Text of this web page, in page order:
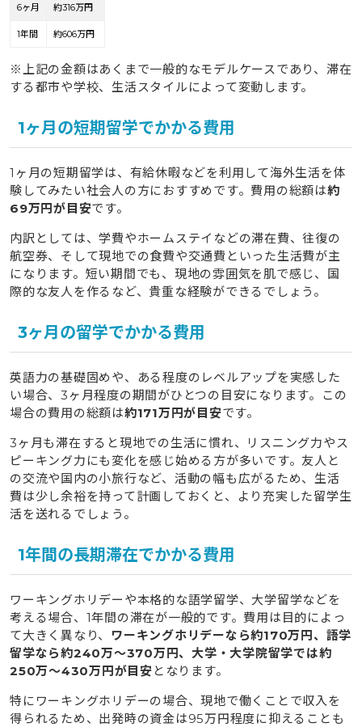
6ヶ月 約316万円
1年間 約606万円
※上記の金額はあくまで一般的なモデルケースであり、滞在
する都市や学校、生活スタイルによって変動します。
1ヶ月の短期留学でかかる費用
1ヶ月の短期留学は、有給休暇などを利用して海外生活を体
験してみたい社会人の方におすすめです。費用の総額は約
69万円が目安です。
内訳としては、学費やホームステイなどの滞在費、往復の
航空券、そして現地での食費や交通費といった生活費が主
になります。短い期間でも、現地の雰囲気を肌で感じ、国
際的な友人を作るなど、貴重な経験ができるでしょう。
3ヶ月の留学でかかる費用
英語力の基礎固めや、ある程度のレベルアップを実感した
い場合、3ヶ月程度の期間がひとつの目安になります。この
場合の費用の総額は約171万円が目安です。
3ヶ月も滞在すると現地での生活に慣れ、リスニング力やス
ピーキング力にも変化を感じ始める方が多いです。友人と
の交流や国内の小旅行など、活動の幅も広がるため、生活
費は少し余裕を持って計画しておくと、より充実した留学生
活を送れるでしょう。
1年間の長期滞在でかかる費用
ワーキングホリデーや本格的な語学留学、大学留学などを
考える場合、1年間の滞在が一般的です。費用は目的によっ
て大きく異なり、
ワーキングホリデーなら約170万円、語学
留学なら約240万～370万円、大学・大学院留学では約
250万～430万円が目安 となります。
特にワーキングホリデーの場合、現地で働くことで収入を
得られるため、出発時の資金は95万円程度に抑えることも